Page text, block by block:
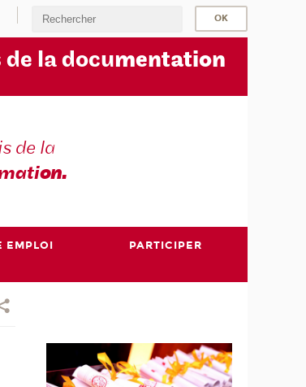
de la documentation
de la
on.
EMPLOI PARTICIPER